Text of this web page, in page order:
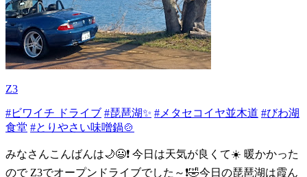
Z3
#ビワイチ ドライブ #琵琶湖✨ #メタセコイヤ並木道 #びわ湖
食堂 #とりやさい味噌鍋🍲
みなさんこんばんは🌙😃❗ 今日は天気が良くて☀️ 暖かかった
ので Z3でオープンドライブでした～❗🤣今日の琵琶湖は霞ん